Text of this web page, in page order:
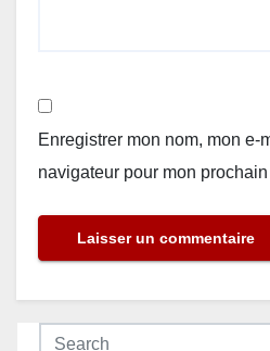
Enregistrer mon nom, mon e-
navigateur pour mon